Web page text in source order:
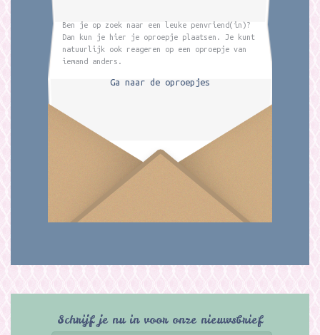
Ben je op zoek naar een leuke penvriend(in)?
Dan kun je hier je oproepje plaatsen. Je kunt
natuurlijk ook reageren op een oproepje van
iemand anders.
Ga naar de oproepjes
Schrijf je nu in voor onze nieuwsbrief